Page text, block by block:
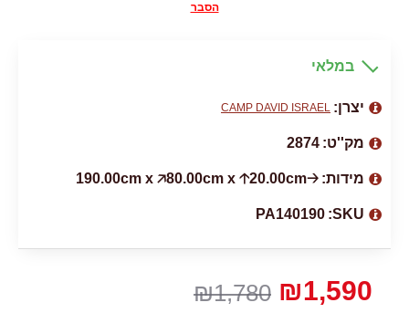
הסבר
₪1,780 ₪1,590
במלאי
יצרן: CAMP DAVID ISRAEL
מק''ט: 2874
מידות: 🡢190.00cm x 🡥80.00cm x 🡡20.00cm
SKU:
PA140190